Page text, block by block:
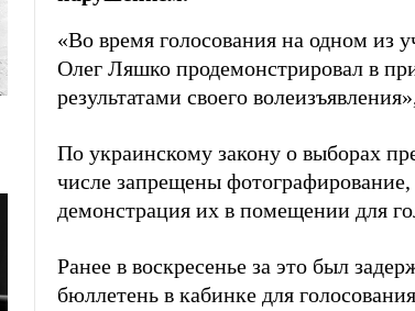
«Во время голосования на одном из
Олег Ляшко продемонстрировал в
результатами своего
По украинскому закону о выборах
числе запрещены фотографирование,
демонстрация их в помещении для
Ранее в воскресенье за это был
бюллетень в кабинке для